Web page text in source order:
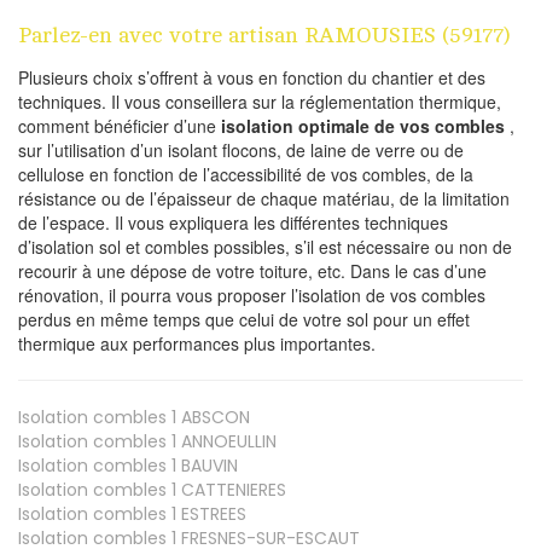
Parlez-en avec votre artisan RAMOUSIES (59177)
Plusieurs choix s’offrent à vous en fonction du chantier et des
techniques. Il vous conseillera sur la réglementation thermique,
comment bénéficier d’une isolation optimale de vos combles ,
sur l’utilisation d’un isolant flocons, de laine de verre ou de
cellulose en fonction de l’accessibilité de vos combles, de la
résistance ou de l’épaisseur de chaque matériau, de la limitation
de l’espace. Il vous expliquera les différentes techniques
d’isolation sol et combles possibles, s’il est nécessaire ou non de
recourir à une dépose de votre toiture, etc. Dans le cas d’une
rénovation, il pourra vous proposer l’isolation de vos combles
perdus en même temps que celui de votre sol pour un effet
thermique aux performances plus importantes.
Isolation combles 1 ABSCON
Isolation combles 1 ANNOEULLIN
Isolation combles 1 BAUVIN
Isolation combles 1 CATTENIERES
Isolation combles 1 ESTREES
Isolation combles 1 FRESNES-SUR-ESCAUT